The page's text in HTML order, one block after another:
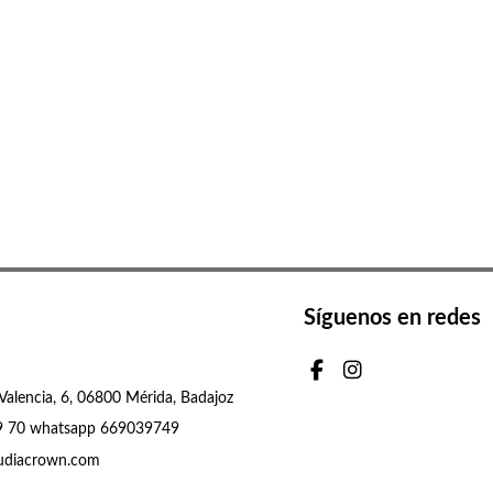
6, 06800 Mérida, Badajoz
70 whatsapp 669039749
Síguenos en redes